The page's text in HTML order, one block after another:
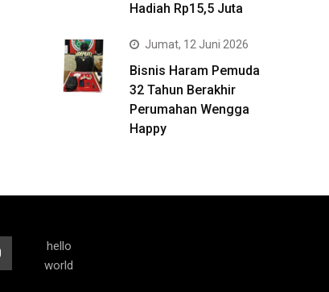
Hadiah Rp15,5 Juta
Jumat, 12 Juni 2026
Bisnis Haram Pemuda
32 Tahun Berakhir
Perumahan Wengga
Happy
hello
world